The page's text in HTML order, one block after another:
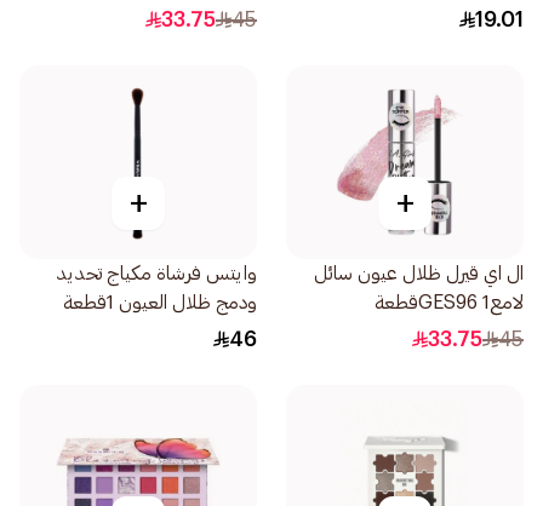
19.01
45
33.75
+
ال اي قيرل ظلال عيون سائل
لامعGES96 1قطعة
45
33.75
+
وايتس فرشاة مكياج تحديد
ودمج ظلال العيون 1قطعة
46